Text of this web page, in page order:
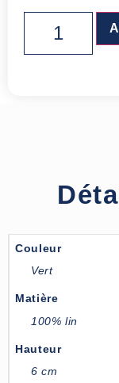
Couleur
Vert
Matière
100% lin
Hauteur
6 cm